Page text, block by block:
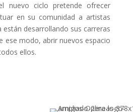
nuevo ciclo pretende ofrecer
en su comunidad a artistas
están desarrollando sus carreras
ese modo, abrir nuevos espacio
ellos.